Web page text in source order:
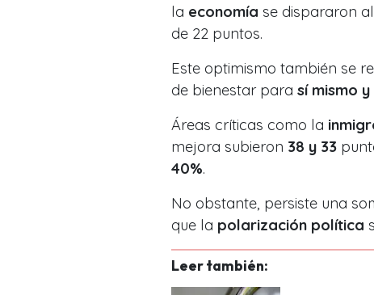
la economía se dispararon al
de 22 puntos.
Este optimismo también se
de bienestar para sí mismo
Áreas críticas como la
mejora subieron 38 y 33
40%.
No obstante, persiste una
que la polarización política
Leer también: